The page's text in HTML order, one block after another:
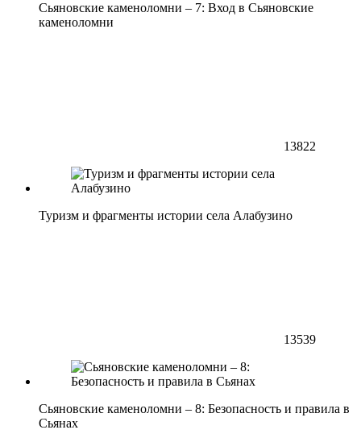
Сьяновские каменоломни – 7: Вход в Сьяновские
каменоломни
13822
Туризм и фрагменты истории села Алабузино
13539
Сьяновские каменоломни – 8: Безопасность и правила в
Сьянах